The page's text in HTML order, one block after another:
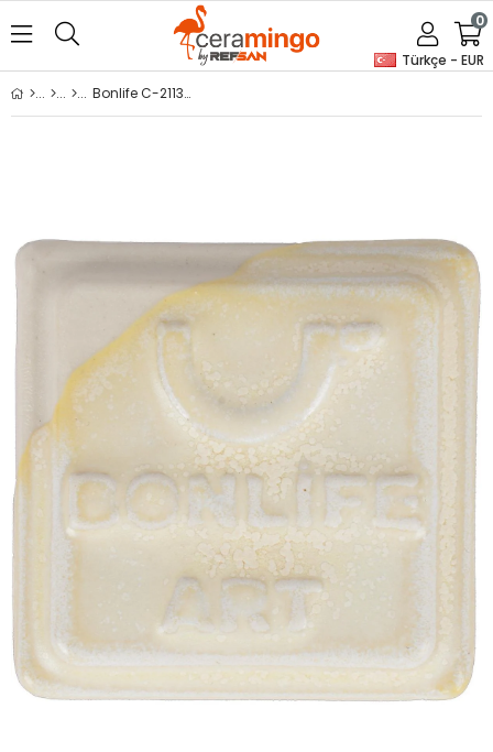
Türkçe - EUR
0
Bonlife C-21136 Onyx 400 Gr Stoneware Artistik Sır